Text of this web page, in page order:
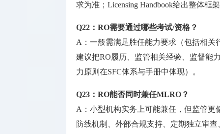
求为准；Licensing Handbook给出整体框
Q22：RO需要通过哪些考试/资格？
A：一般需满足胜任能力要求（包括相
建议把RO履历、监管相关经验、监督能
力原则在SFC体系与手册中体现）。
Q23：RO能否同时兼任MLRO？
A：小型机构实务上可能兼任，但监管
防线机制、外部合规支持、定期独立审